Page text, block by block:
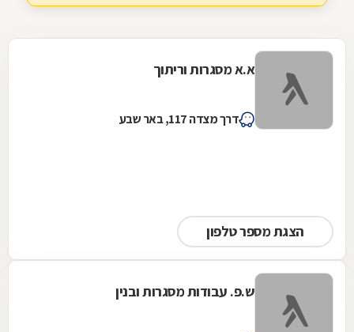
א.א מסגרות וריתוך
דרך מצדה 117, באר שבע
הצגת מספר טלפון
ש.פ. עבודות מסגרות ובנין